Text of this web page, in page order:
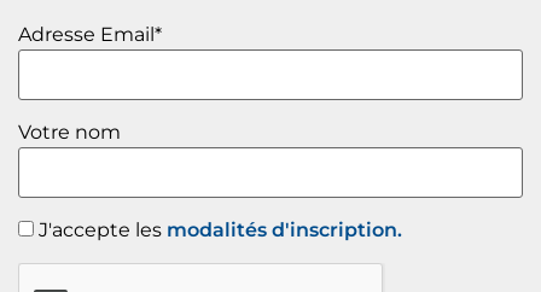
Adresse Email*
Votre nom
J'accepte les modalités d'inscription.